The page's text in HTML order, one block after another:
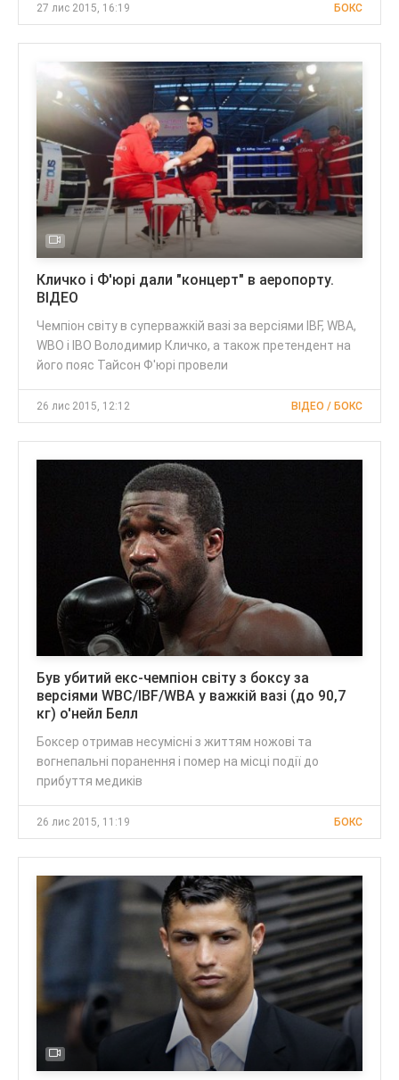
27 лис 2015, 16:19 БОКС
Кличко і Ф'юрі дали "концерт" в аеропорту.
ВІДЕО
Чемпіон світу в суперважкій вазі за версіями IBF, WBA,
WBО і IBO Володимир Кличко, а також претендент на
його пояс Тайсон Ф'юрі провели
26 лис 2015, 12:12 ВІДЕО / БОКС
Був убитий екс-чемпіон світу з боксу за
версіями WBC/IBF/WBA у важкій вазі (до 90,7
кг) о'нейл Белл
Боксер отримав несумісні з життям ножові та
вогнепальні поранення і помер на місці події до
прибуття медиків
26 лис 2015, 11:19 БОКС